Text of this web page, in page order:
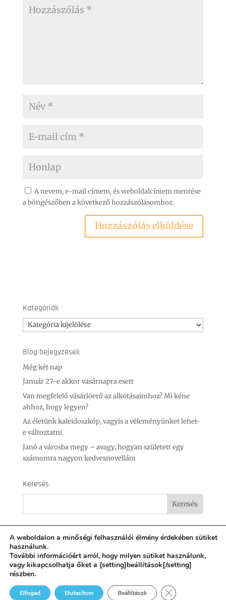
A nevem, e-mail címem, és weboldalcímem mentése
a böngészőben a következő hozzászólásomhoz.
Kategóriák
Kategóriák
Blog bejegyzések
Még két nap
Január 27-e akkor vasárnapra esett
Van megfelelő vásárlóerő az alkotásaimhoz? Mi kéne
ahhoz, hogy legyen?
Az életünk kaleidoszkóp, vagyis a véleményünket lehet-
e változtatni
Janó a városba megy – avagy, hogyan született egy
számomra nagyon kedvesnovellám
Keresés
Áraim Facebook Instagram
Youtube
Adatkezés
A weboldalon a minőségi felhasználói élmény érdekében sütiket
használunk.
További információért arról, hogy milyen sütiket használunk,
vagy kikapcsolhatja őket a {setting]beállítások{/setting]
részben.
Elfogad Elutasítom Beállítások Close GDPR